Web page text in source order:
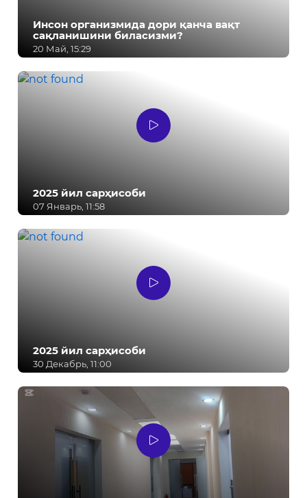
Инсон организмида дори қанча вақт
сақланишини биласизми?
20 Май, 15:29
2025 йил сарҳисоби
07 Январь, 11:58
2025 йил сарҳисоби
30 Декабрь, 11:00